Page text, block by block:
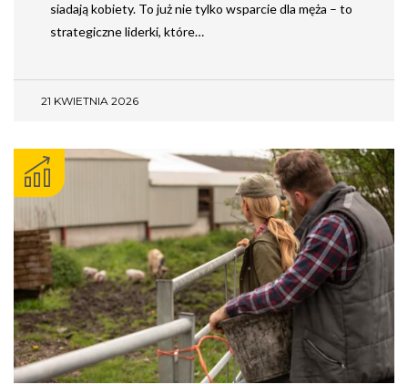
siadają kobiety. To już nie tylko wsparcie dla męża – to
strategiczne liderki, które…
21 KWIETNIA 2026